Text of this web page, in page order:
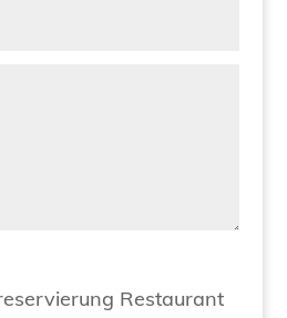
Restaurant